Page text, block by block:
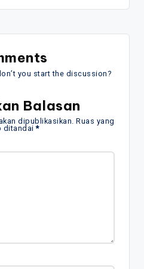
you start the discussion?
Balasan
dipublikasikan. Ruas yang
ditandai*